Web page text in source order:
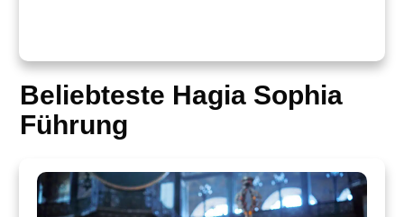
Beliebteste Hagia Sophia
Führung